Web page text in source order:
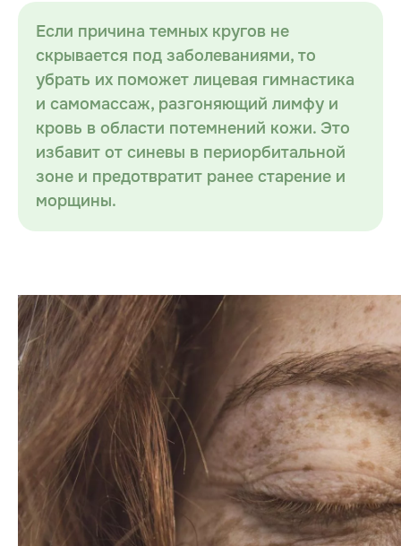
Если причина темных кругов не
скрывается под заболеваниями, то
убрать их поможет лицевая гимнастика
и самомассаж, разгоняющий лимфу и
кровь в области потемнений кожи. Это
избавит от синевы в периорбитальной
зоне и предотвратит ранее старение и
морщины.